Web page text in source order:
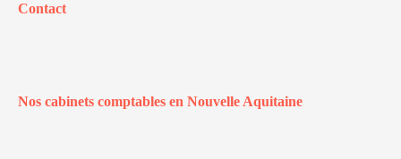
Contact
Nos cabinets comptables en Nouvelle Aquitaine